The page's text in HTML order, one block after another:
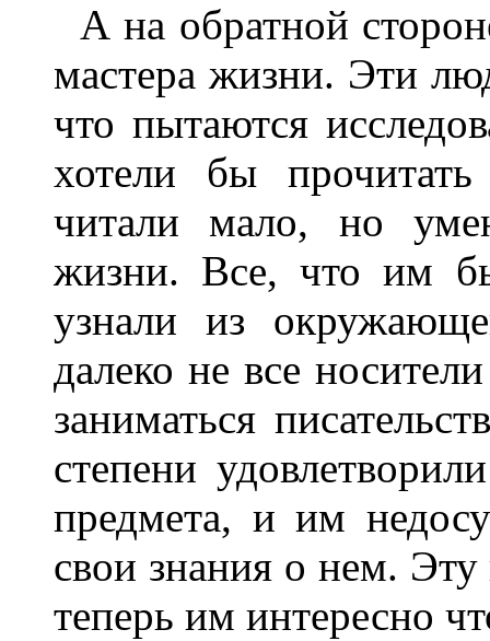
А на обратной
мастера жизни. Эти
что пытаются
хотели бы
читали мало, но
жизни. Все, что им
узнали из
далеко не все
заниматься
степени
предмета, и им
свои знания о нем.
теперь им интересно